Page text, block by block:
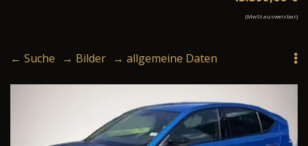
(MwSt ausweisbar)
← Suche → Bilder → allgemeine Daten